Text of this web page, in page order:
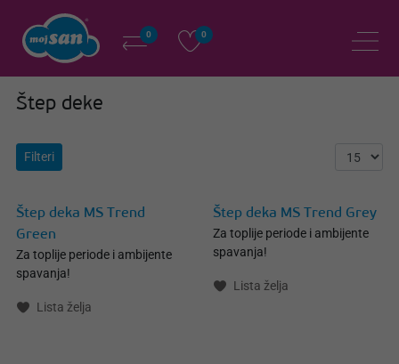
0 0
Štep deke
Filteri
Štep deka MS Trend
Green
Za toplije periode i ambijente
spavanja!
Lista želja
Štep deka MS Trend Grey
Za toplije periode i ambijente
spavanja!
Lista želja